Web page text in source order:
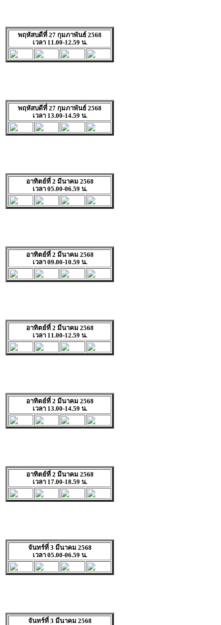
พฤหัสบดีที่ 27 กุมภาพันธ์ 2568
เวลา 11.00-12.59 น.
พฤหัสบดีที่ 27 กุมภาพันธ์ 2568
เวลา 13.00-14.59 น.
อาทิตย์ที่ 2 มีนาคม 2568
เวลา 05.00-06.59 น.
อาทิตย์ที่ 2 มีนาคม 2568
เวลา 09.00-10.59 น.
อาทิตย์ที่ 2 มีนาคม 2568
เวลา 11.00-12.59 น.
อาทิตย์ที่ 2 มีนาคม 2568
เวลา 13.00-14.59 น.
อาทิตย์ที่ 2 มีนาคม 2568
เวลา 17.00-18.59 น.
จันทร์ที่ 3 มีนาคม 2568
เวลา 05.00-06.59 น.
จันทร์ที่ 3 มีนาคม 2568